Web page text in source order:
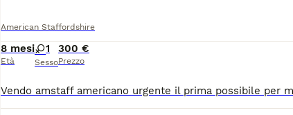
American Staffordshire
8 mesi
Età
1
Sesso
300 €
Prezzo